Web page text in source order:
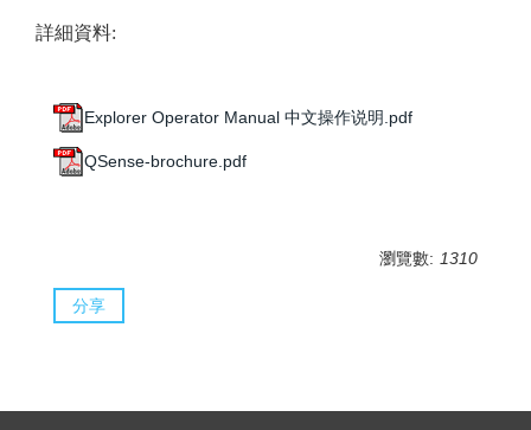
詳細資料:
Explorer Operator Manual 中文操作说明.pdf
QSense-brochure.pdf
瀏覽數: 1310
分享